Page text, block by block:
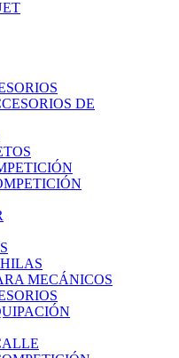
DE
MECÁNICOS